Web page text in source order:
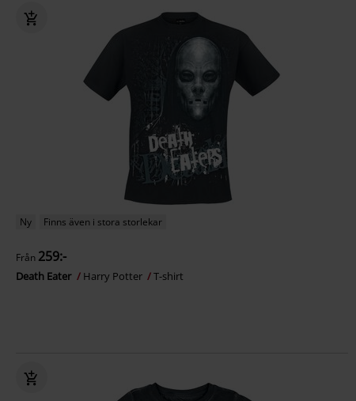
Ny Finns även i stora storlekar
Från 259:-
Death Eater Harry Potter T-shirt